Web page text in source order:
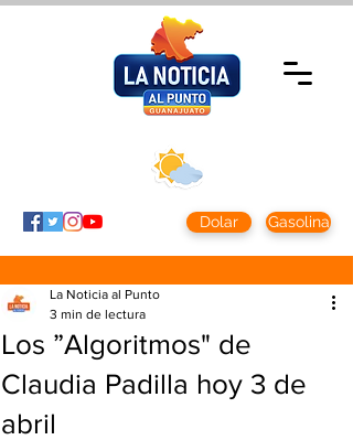
Dolar Gasolina
Los ”Algoritmos" de
Claudia Padilla hoy 3 de
abril
La Noticia al Punto
3 min de lectura